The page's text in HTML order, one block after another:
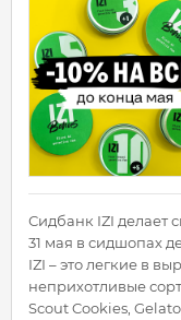
Сидбанк IZI делает
31 мая в сидшопах
IZI – это легкие в
неприхотливые
Scout Cookies,